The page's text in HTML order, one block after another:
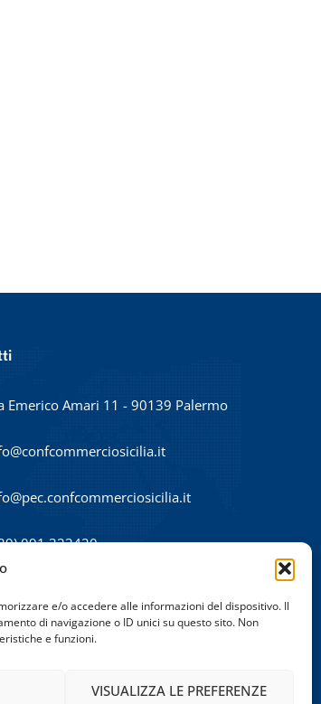
e/o accedere alle informazioni del dispositivo. Il
di navigazione o ID unici su questo sito. Non
e funzioni.
VISUALIZZA LE PREFERENZE
Emerico Amari 11 - 90139 Palermo
091 323420